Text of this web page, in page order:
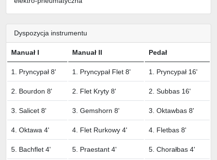
Dyspozycja instrumentu
Manuał I Manuał II Pedał
1. Pryncypał 8' 1. Pryncypał Flet 8' 1. Pryncypał 16'
2. Bourdon 8' 2. Flet Kryty 8' 2. Subbas 16'
3. Salicet 8' 3. Gemshorn 8' 3. Oktawbas 8'
4. Oktawa 4' 4. Flet Rurkowy 4' 4. Fletbas 8'
5. Bachflet 4' 5. Praestant 4' 5. Chorałbas 4'